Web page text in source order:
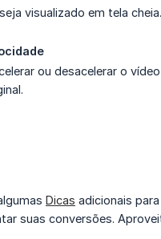
visualizado em tela cheia.
ou desacelerar o
Dicas adicionais
suas conversões.